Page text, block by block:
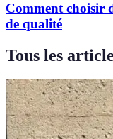
Comment choisir
de qualité
Tous les